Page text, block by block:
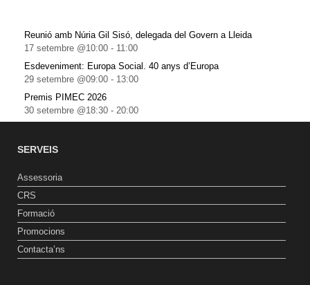
Reunió amb Núria Gil Sisó, delegada del Govern a Lleida
17 setembre @10:00 - 11:00
Esdeveniment: Europa Social. 40 anys d’Europa
29 setembre @09:00 - 13:00
Premis PIMEC 2026
30 setembre @18:30 - 20:00
SERVEIS
Assessoria
CRS
Formació
Promocions
Contacta’ns